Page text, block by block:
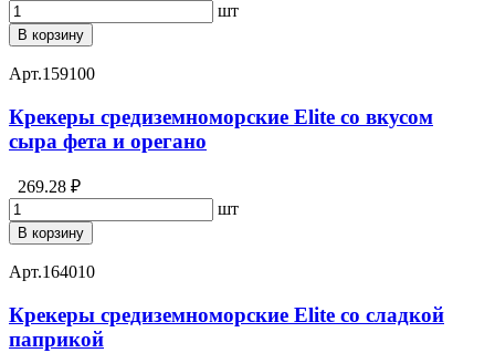
шт
В корзину
Арт.159100
Крекеры средиземноморские Elite со вкусом
сыра фета и орегано
269.28 ₽
шт
В корзину
Арт.164010
Крекеры средиземноморские Elite со сладкой
паприкой